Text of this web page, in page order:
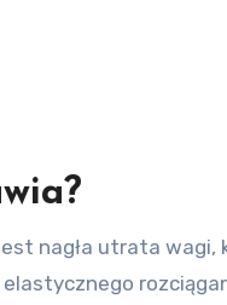
nagła utrata wagi,